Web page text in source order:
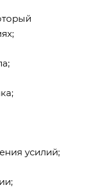
усилий;